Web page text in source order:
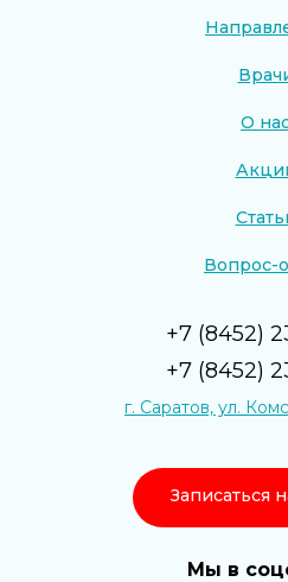
+7 (8452)
+7 (8452)
г. Саратов, ул.
Записаться
О
Вопрос-
Мы в